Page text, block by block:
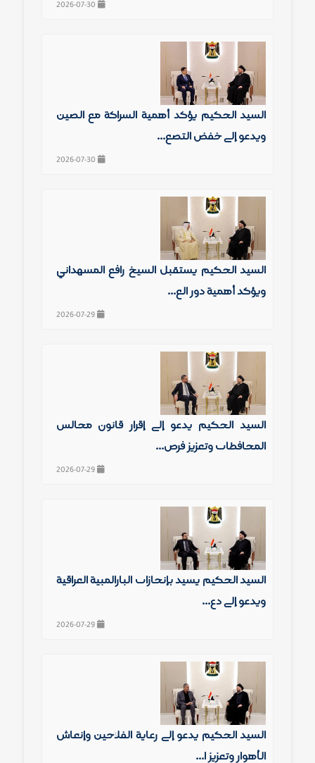
السيد الحكيم يؤكد أهمية الشراكة مع الصين
ويدعو إلى خفض التصع...
السيد الحكيم يستقبل الشيخ رافع المشهداني
ويؤكد أهمية دور الع...
2026-07-29
السيد الحكيم يدعو إلى إقرار قانون مجالس
المحافظات وتعزيز فرص...
2026-07-29
السيد الحكيم يشيد بإنجازات البارالمبية العراقية
ويدعو إلى دع...
2026-07-29
السيد الحكيم يدعو إلى رعاية الفلاحين وإنعاش
الأهوار وتعزيز ا...